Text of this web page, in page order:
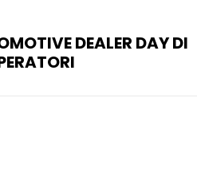
DEALER DAY DI